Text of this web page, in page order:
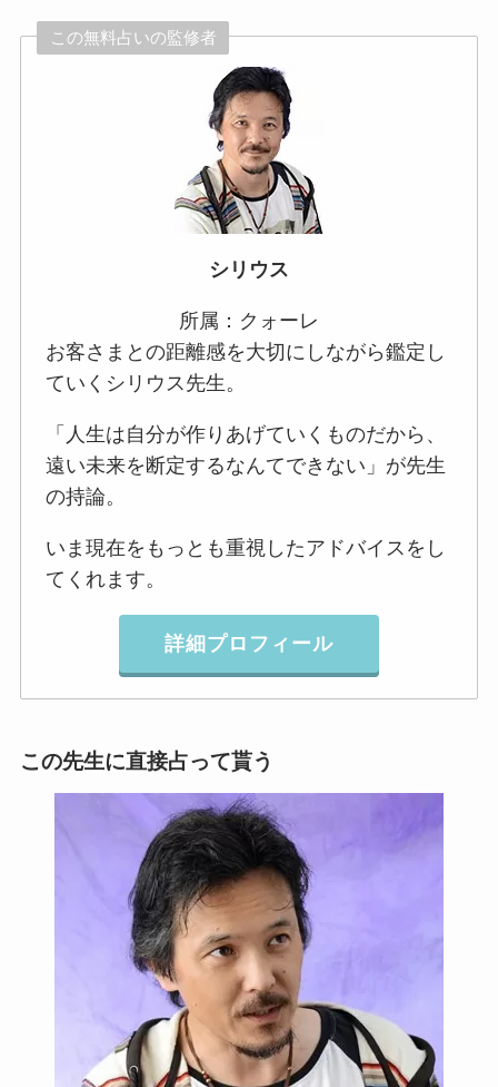
この無料占いの監修者
シリウス
所属：クォーレ
お客さまとの距離感を大切にしながら鑑定し
ていくシリウス先生。
「人生は自分が作りあげていくものだから、
遠い未来を断定するなんてできない」が先生
の持論。
いま現在をもっとも重視したアドバイスをし
てくれます。
詳細プロフィール
この先生に直接占って貰う